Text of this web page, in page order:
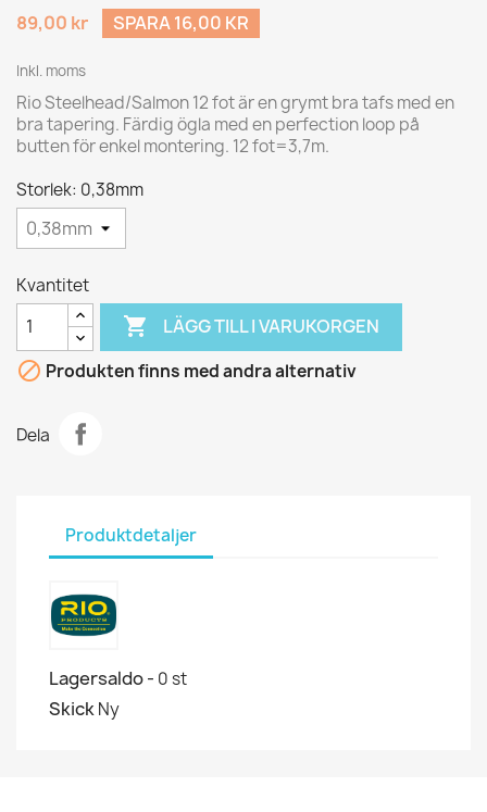
89,00 kr
SPARA 16,00 KR
Inkl. moms
Rio Steelhead/Salmon 12 fot är en grymt bra tafs med en
bra tapering. Färdig ögla med en perfection loop på
butten för enkel montering. 12 fot=3,7m.
Storlek: 0,38mm
Kvantitet
 LÄGG TILL I VARUKORGEN
 Produkten finns med andra alternativ
Dela
Produktdetaljer
Lagersaldo - 0 st
SkickNy